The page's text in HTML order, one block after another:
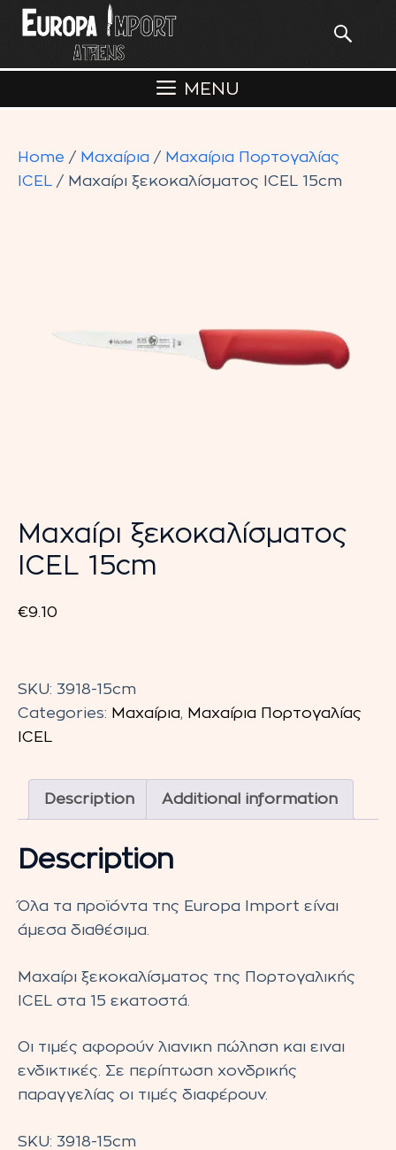
Skip
MENU
Home / Μαχαίρια / Μαχαίρια Πορτογαλίας
ICEL / Μαχαίρι ξεκοκαλίσματος ICEL 15cm
Μαχαίρι ξεκοκαλίσματος
ICEL 15cm
€9.10
ξεκοκαλίσματος
ICEL
15cm
SKU: 3918-15cm
Categories: Μαχαίρια, Μαχαίρια Πορτογαλίας
ICEL
Description Additional information
Description
Όλα τα προϊόντα της Europa Import είναι
άμεσα διαθέσιμα.
Μαχαίρι ξεκοκαλίσματος της Πορτογαλικής
ICEL στα 15 εκατοστά.
Οι τιμές αφορούν λιανικη πώληση και ειναι
ενδικτικές. Σε περίπτωση χονδρικής
παραγγελίας οι τιμές διαφέρουν.
SKU: 3918-15cm